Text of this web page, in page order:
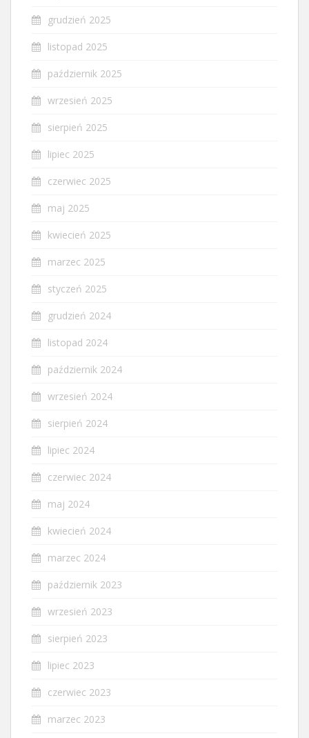
grudzień 2025
listopad 2025
październik 2025
wrzesień 2025
sierpień 2025
lipiec 2025
czerwiec 2025
maj 2025
kwiecień 2025
marzec 2025
styczeń 2025
grudzień 2024
listopad 2024
październik 2024
wrzesień 2024
sierpień 2024
lipiec 2024
czerwiec 2024
maj 2024
kwiecień 2024
marzec 2024
październik 2023
wrzesień 2023
sierpień 2023
lipiec 2023
czerwiec 2023
marzec 2023